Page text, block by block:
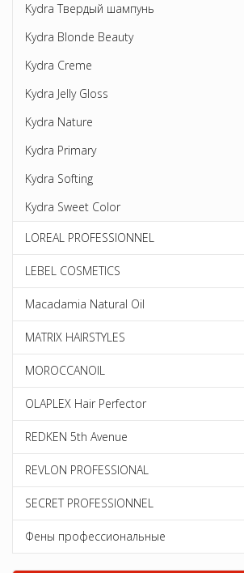
Kydra Твердый шампунь
Kydra Blonde Beauty
Kydra Creme
Kydra Jelly Gloss
Kydra Nature
Kydra Primary
Kydra Softing
Kydra Sweet Color
LOREAL PROFESSIONNEL
LEBEL COSMETICS
Macadamia Natural Oil
MATRIX HAIRSTYLES
MOROCCANOIL
OLAPLEX Hair Perfector
REDKEN 5th Avenue
REVLON PROFESSIONAL
SECRET PROFESSIONNEL
Фены профессиональные